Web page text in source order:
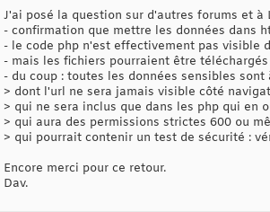
J'ai posé la question sur d'autres forums et à
- confirmation que mettre les données dans
- le code php n'est effectivement pas visible
- mais les fichiers pourraient être
- du coup : toutes les données sensibles
> dont l'url ne sera jamais visible côté
> qui ne sera inclus que dans les php qui en
> qui aura des permissions strictes 600 ou
> qui pourrait contenir un test de sécurité :
Encore merci pour ce retour.
Dav.